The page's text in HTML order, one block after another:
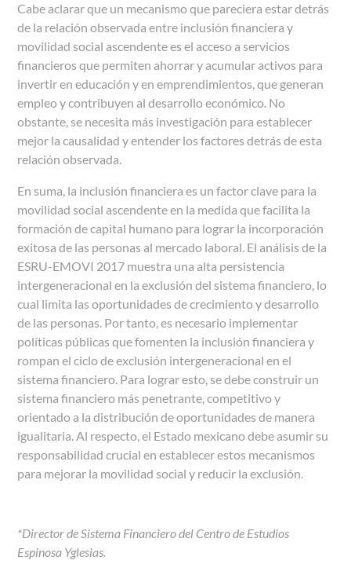
Cabe aclarar que un mecanismo que pareciera estar detrás
de la relación observada entre inclusión financiera y
movilidad social ascendente es el acceso a servicios
financieros que permiten ahorrar y acumular activos para
invertir en educación y en emprendimientos, que generan
empleo y contribuyen al desarrollo económico. No
obstante, se necesita más investigación para establecer
mejor la causalidad y entender los factores detrás de esta
relación observada.
En suma, la inclusión financiera es un factor clave para la
movilidad social ascendente en la medida que facilita la
formación de capital humano para lograr la incorporación
exitosa de las personas al mercado laboral. El análisis de la
ESRU-EMOVI 2017 muestra una alta persistencia
intergeneracional en la exclusión del sistema financiero, lo
cual limita las oportunidades de crecimiento y desarrollo
de las personas. Por tanto, es necesario implementar
políticas públicas que fomenten la inclusión financiera y
rompan el ciclo de exclusión intergeneracional en el
sistema financiero. Para lograr esto, se debe construir un
sistema financiero más penetrante, competitivo y
orientado a la distribución de oportunidades de manera
igualitaria. Al respecto, el Estado mexicano debe asumir su
responsabilidad crucial en establecer estos mecanismos
para mejorar la movilidad social y reducir la exclusión.
*Director de Sistema Financiero del Centro de Estudios
Espinosa Yglesias.